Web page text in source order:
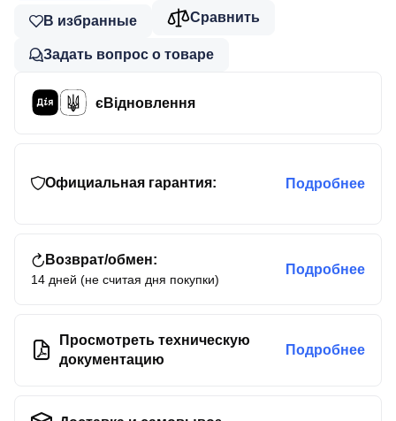
В избранные Сравнить
Задать вопрос о товаре
єВідновлення
Официальная гарантия: Подробнее
Возврат/обмен:
14 дней (не считая дня покупки)
Подробнее
Просмотреть техническую
документацию
Подробнее